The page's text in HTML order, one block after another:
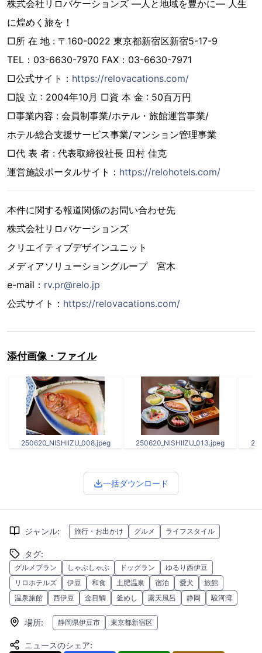
株式会社リロバケーションズ ―人と地域を豊かに― 人生
に煌めく旅を！
□所 在 地 : 〒160-0022 東京都新宿区新宿5-17-9
TEL：03-6630-7970 FAX：03-6630-7971
□公式サイト： https://relovacations.com/
□設 立 : 2004年10月 □資 本 金 : 50百万円
□事業内容 : 会員制事業/ホテル・旅館運営事業/
ホテル総合支援サービス事業/マンション管理事業
□代 表 者 : 代表取締役社長 田村 佳克
運営施設ポータルサイト： https://relohotels.com/
本件に関する報道関係のお問い合わせ先
株式会社リロバケーションズ
クリエイティブデザインユニット
メディアソリューショングループ 宮木
e-mail： rv.pr@relo.jp
公式サイト： https://relovacations.com/
添付画像・ファイル
250620_NISHIIZU_008.jpeg 250620_NISHIIZU_013.jpeg
一括ダウンロード
ジャンル: 旅行・お出かけ グルメ ライフスタイル
タグ:
グルメプラン しゃぶしゃぶ ドッグラン
ゆるり西伊豆
リロホテルズ
伊豆 和食 土肥温泉 宿泊 愛犬
旅館
温泉旅館
西伊豆 金目鯛 釜めし 露天風呂 静岡 駿河湾
場所: 静岡県伊豆市 東京都新宿区
ニュースのシェア: